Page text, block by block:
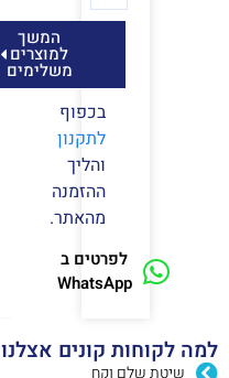
המשך
למוצרים
משלימים
בכפוף
לתקנון
והליך
ההזמנה
מהאתר.
לפרטים ב
WhatsApp
למה לקוחות קונים אצלנו:
שיטת שלם וקח